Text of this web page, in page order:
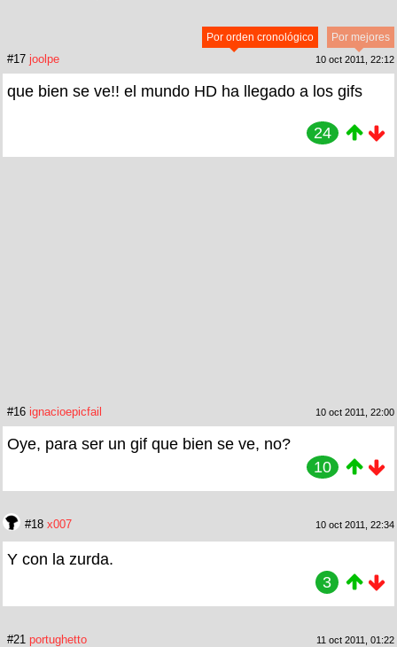
Por mejores
Por orden cronológico
#17 joolpe 10 oct 2011, 22:12
que bien se ve!! el mundo HD ha llegado a los gifs
24
#16 ignacioepicfail 10 oct 2011, 22:00
Oye, para ser un gif que bien se ve, no?
10
#18 x007 10 oct 2011, 22:34
Y con la zurda.
3
#21 portughetto 11 oct 2011, 01:22